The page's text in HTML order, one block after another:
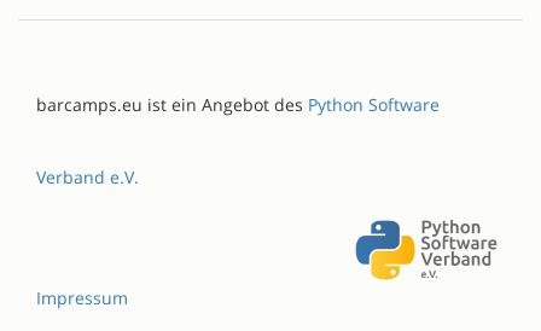
barcamps.eu ist ein Angebot des Python Software
Verband e.V.
Impressum